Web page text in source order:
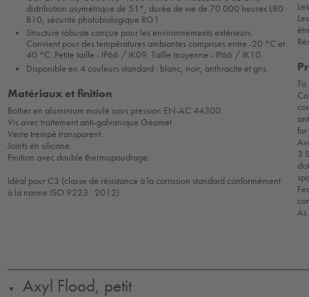
distribution asymétrique de 51°, durée de vie de 70 000 heures L80
B10, sécurité photobiologique RG1
Structure robuste conçue pour les environnements extérieurs.
Convient pour des températures ambiantes comprises entre -20 °C et
40 °C. Petite taille - IP66 / IK09. Taille moyenne - IP66 / IK10.
Disponible en 4 couleurs standard : blanc, noir, anthracite et gris.
Matériaux et finition
Boîtier en aluminium moulé sous pression EN-AC 44300.
Vis avec traitement anti-galvanique Geomet
Verre trempé transparent.
Joints en silicone.
Finition avec double thermopoudrage.
Idéal pour C3 (classe de résistance à la corrosion standard conformément
à la norme ISO 9223 : 2012)
To
3
As
▼ Axyl Flood, petit